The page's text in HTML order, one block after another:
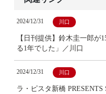
2024/12/31 川口
【日刊提供】鈴木圭一郎が
る1年でした」／川口
2024/12/31 川口
ラ・ピスタ新橋